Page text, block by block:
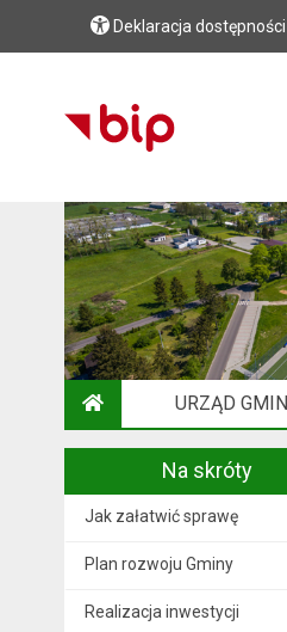
Deklaracja dostępności
URZĄD
Na skróty
Jak załatwić sprawę
Plan rozwoju Gminy
Realizacja inwestycji